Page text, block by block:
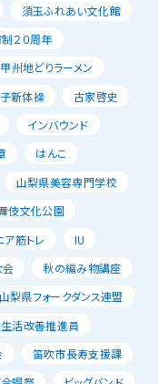
須玉ふれあい文化館
２０周年
甲州地どりラーメン
新体操
古家啓史
インバウンド
はんこ
山梨県美容専門学校
伎文化公園
筋トレ
IU
会
秋の編み物講座
山梨県フォークダンス連盟
活改善推進員
笛吹市長寿支援課